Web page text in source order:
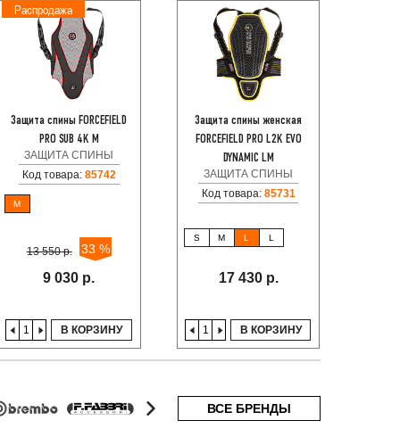
Распродажа
Защита спины FORCEFIELD
PRO SUB 4K M
ЗАЩИТА СПИНЫ
Код товара: 85742
M
13 550 р. 33 %
9 030 р.
В КОРЗИНУ
Защита спины женская
FORCEFIELD PRO L2K EVO
DYNAMIC LM
ЗАЩИТА СПИНЫ
Код товара: 85731
S M L L
17 430 р.
В КОРЗИНУ
ВСЕ БРЕНДЫ